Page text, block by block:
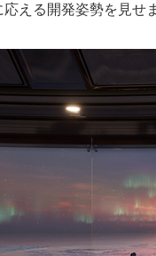
える開発姿勢を見せ